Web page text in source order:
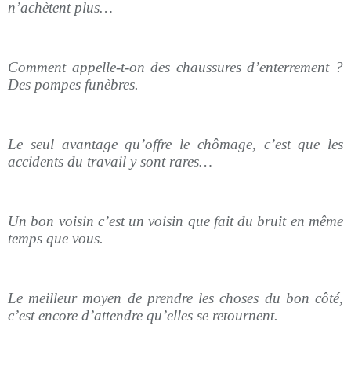
n’achètent plus…
Comment appelle-t-on des chaussures d’enterrement ?
Des pompes funèbres.
Le seul avantage qu’offre le chômage, c’est que les
accidents du travail y sont rares…
Un bon voisin c’est un voisin que fait du bruit en même
temps que vous.
Le meilleur moyen de prendre les choses du bon côté,
c’est encore d’attendre qu’elles se retournent.